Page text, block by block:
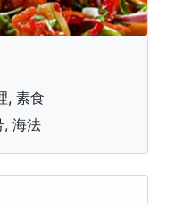
, 素食
, 海法